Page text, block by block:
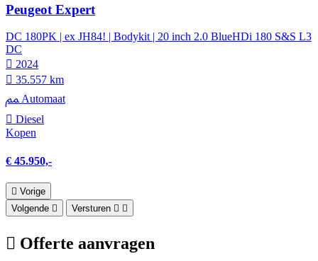
Peugeot Expert
DC 180PK | ex JH84! | Bodykit | 20 inch 2.0 BlueHDi 180 S&S L3
DC
2024
35.557 km
Automaat
Diesel
Kopen
€ 45.950,-
Vorige
Volgende
Versturen
Offerte aanvragen